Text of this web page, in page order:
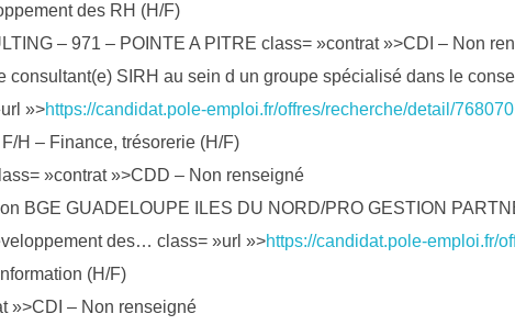
des RH (H/F)
– 971 – POINTE A PITRE class= »contrat »>CDI – Non
SIRH au sein d un groupe spécialisé dans le
»>https://candidat.pole-emploi.fr/offres/recherche/detail/
H – Finance, trésorerie (H/F)
»contrat »>CDD – Non renseigné
BGE GUADELOUPE ILES DU NORD/PRO GESTION
des… class= »url »>https://candidat.pole-emploi.fr/
(H/F)
»>CDI – Non renseigné